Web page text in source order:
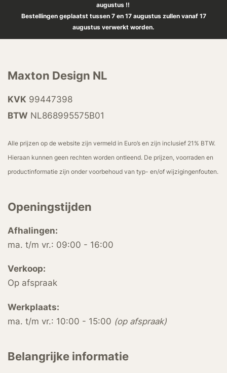
augustus !!
Bestellingen geplaatst tussen 7 en 17 augustus zullen vanaf 17
augustus verwerkt worden.
Maxton Design NL
KVK 99447398
BTW NL868995575B01
Alle prijzen op de website zijn vermeld in Euro’s en zijn inclusief 21% BTW.
Hieraan kunnen geen rechten worden ontleend. De prijzen, voorraden en
productinformatie zijn onder voorbehoud van typ- en/of wijzigingenfouten.
Openingstijden
Afhalingen:
ma. t/m vr.: 09:00 - 16:00
Verkoop:
Op afspraak
Werkplaats:
ma. t/m vr.: 10:00 - 15:00 (op afspraak)
Belangrijke informatie